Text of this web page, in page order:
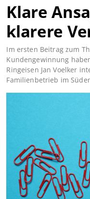
Klare
klarere
Im ersten Beitrag zum
Kundengewinnung
Ringeisen Jan Voelker
Familienbetrieb im